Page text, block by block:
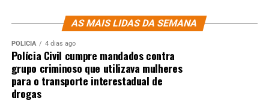
AS MAIS LIDAS DA SEMANA
POLÍCIA 4 dias ago
Polícia Civil cumpre mandados contra
grupo criminoso que utilizava mulheres
para o transporte interestadual de
drogas